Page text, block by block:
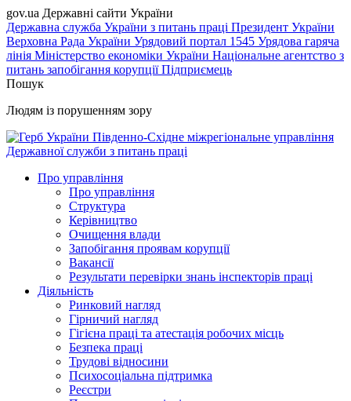
gov.ua Державні сайти України
Державна служба України з питань праці Президент України
Верховна Рада України Урядовий портал 1545 Урядова гаряча
лінія Міністерство економіки України Національне агентство з
питань запобігання корупціїПідприємець
Пошук
Людям із порушенням зору
Південно-Східне міжрегіональне управління
Державної служби з питань праці
Про управління
Про управління
Структура
Керівництво
Очищення влади
Запобігання проявам корупції
Вакансії
Результати перевірки знань інспекторів праці
Діяльність
Ринковий нагляд
Гірничий нагляд
Гігієна праці та атестація робочих місць
Безпека праці
Трудові відносини
Психосоціальна підтримка
Реєстри